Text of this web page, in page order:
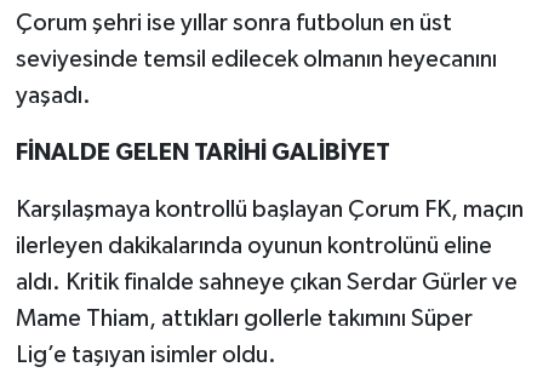
Çorum şehri ise yıllar sonra futbolun en üst
seviyesinde temsil edilecek olmanın heyecanını
yaşadı.
FİNALDE GELEN TARİHİ GALİBİYET
Karşılaşmaya kontrollü başlayan Çorum FK, maçın
ilerleyen dakikalarında oyunun kontrolünü eline
aldı. Kritik finalde sahneye çıkan Serdar Gürler ve
Mame Thiam, attıkları gollerle takımını Süper
Lig’e taşıyan isimler oldu.
KÜLTÜR SANAT